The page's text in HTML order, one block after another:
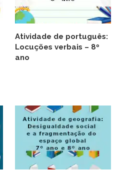
Atividade de português:
Locuções verbais – 8º
ano